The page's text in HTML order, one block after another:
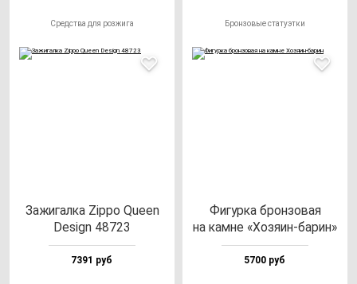
Средства для розжига
Зажи­гал­ка Zip­po Queen
Design 48723
7391 руб
Бронзовые статуэтки
Фигур­ка брон­зо­вая
на кам­не «Хозя­ин-ба­рин»
5700 руб